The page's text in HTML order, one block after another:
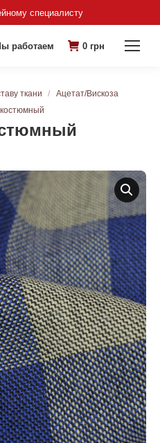
специалисту
работаем 0 грн
ткани
Ацетат/Вискоза